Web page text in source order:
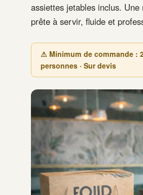
assiettes jetables inclus. Une
prête à servir, fluide et
⚠ Minimum de commande :
personnes · Sur devis